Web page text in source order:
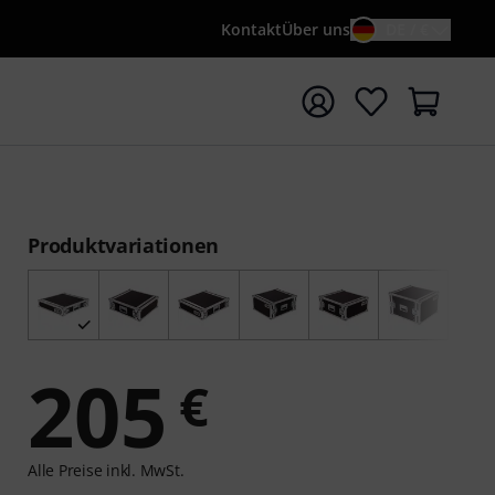
KontaktÜber uns
mit Suchwort {searchTerm} starten
Produktvariationen
205 €
Alle Preise inkl. MwSt.